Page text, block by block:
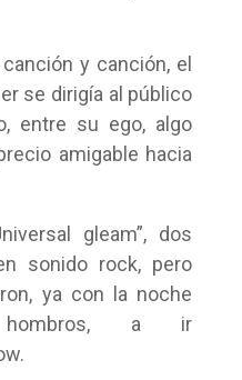
y canción, el
se dirigía al público
entre su ego, algo
amigable hacia
gleam”, dos
sonido rock, pero
ya con la noche
hombros, a ir